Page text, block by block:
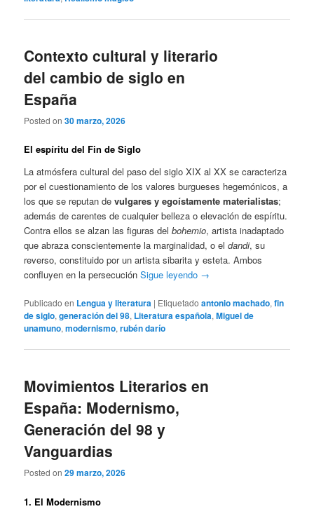
Contexto cultural y literario
del cambio de siglo en
España
Posted on30 marzo, 2026
El espíritu del Fin de Siglo
La atmósfera cultural del paso del siglo XIX al XX se caracteriza
por el cuestionamiento de los valores burgueses hegemónicos, a
los que se reputan devulgares y egoístamente materialistas;
además de carentes de cualquier belleza o elevación de espíritu.
Contra ellos se alzan las figuras delbohemio, artista inadaptado
que abraza conscientemente la marginalidad, o eldandi, su
reverso, constituido por un artista sibarita y esteta. Ambos
confluyen en la persecuciónSigue leyendo →
Publicado en Lengua y literatura | Etiquetado antonio machado,fin
de siglo,generación del 98, Literatura española,Miguel de
unamuno,modernismo,rubén darío
Movimientos Literarios en
España: Modernismo,
Generación del 98 y
Vanguardias
Posted on29 marzo, 2026
1. El Modernismo